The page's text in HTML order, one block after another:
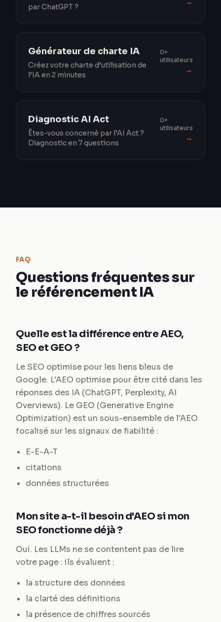
par ChatGPT ?
Générateur de charte IA
Créez votre charte d’utilisation de
l’IA en 2 minutes
0+
utilisateurs
→
Diagnostic AI Act
Êtes-vous concerné par l’AI Act ?
Diagnostic en 7 questions
0+
utilisateurs
→
FAQ
Questions fréquentes sur
le référencement IA
Quelle est la différence entre AEO,
SEO et GEO ?
Le SEO optimise pour les liens bleus de
Google. L'AEO optimise pour être cité dans les
réponses des IA (ChatGPT, Perplexity, AI
Overviews). Le GEO (Generative Engine
Optimization) est un sous-ensemble de l'AEO
focalisé sur les signaux de fiabilité :
E-E-A-T
citations
données structurées
Mon site a-t-il besoin d'AEO si mon
SEO fonctionne déjà ?
Oui. Les LLMs ne se contentent pas de lire
votre page : ils évaluent :
la structure des données
la clarté des définitions
la présence de chiffres sourcés